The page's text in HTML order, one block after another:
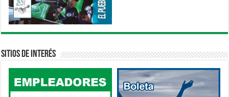
Sitios de interés